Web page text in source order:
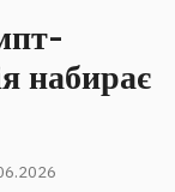
набирає